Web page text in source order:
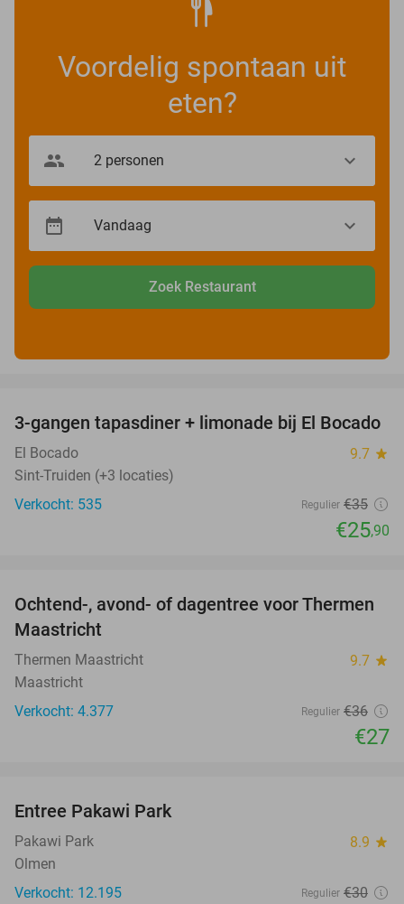
Voordelig spontaan uit
eten?
Zoek Restaurant
26%
3-gangen tapasdiner + limonade bij El Bocado
El Bocado 9.7 star
Sint-Truiden (+3 locaties)
Verkocht: 535
Regulier €35
€25,90
25%
Ochtend-, avond- of dagentree voor Thermen
Maastricht
Thermen Maastricht 9.7 star
Maastricht
Verkocht: 4.377
Regulier €36
€27
Entree Pakawi Park
Pakawi Park 8.9 star
Olmen
Verkocht: 12.195
Regulier €30